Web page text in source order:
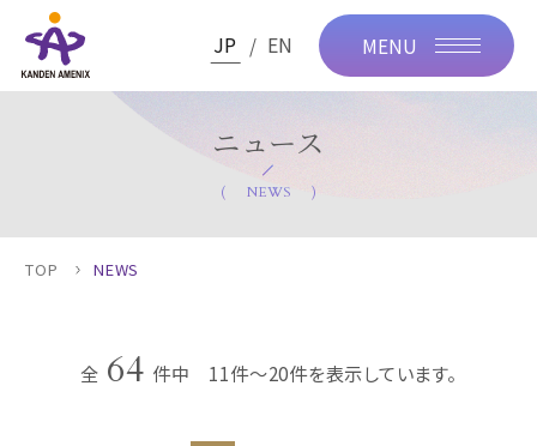
JP EN MENU
ニュース
NEWS
TOP NEWS
全 64 件中 11件～20件を表示しています。